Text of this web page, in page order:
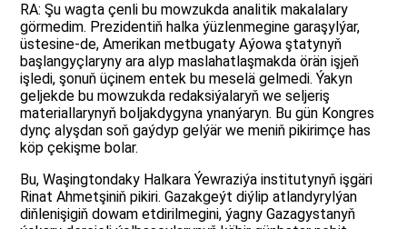
RA: Şu wagta çenli bu mowzukda analitik makalalary
görmedim. Prezidentiň halka ýüzlenmegine garaşylýar,
üstesine-de, Amerikan metbugaty Aýowa ştatynyň
başlangyçlaryny ara alyp maslahatlaşmakda örän işjeň
işledi, şonuň üçinem entek bu meselä gelmedi. Ýakyn
geljekde bu mowzukda redaksiýalaryň we seljeriş
materiallarynyň boljakdygyna ynanýaryn. Bu gün Kongres
dynç alyşdan soň gaýdyp gelýär we meniň pikirimçe has
köp çekişme bolar.
Bu, Waşingtondaky Halkara Ýewraziýa institutynyň işgäri
Rinat Ahmetşiniň pikiri. Gazakgeýt diýlip atlandyrylýan
diňlenişigiň dowam etdirilmegini, ýagny Gazagystanyň